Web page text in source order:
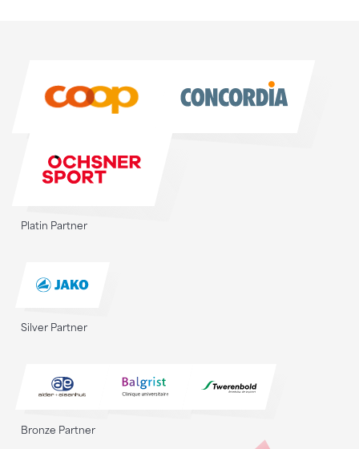
Platin Partner
Silver Partner
Bronze Partner